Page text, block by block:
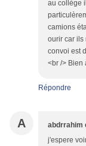
au collège
camions
ourir car ils
convoi est
<br /> Bien
Répondre
A abdrrahim
j'espere